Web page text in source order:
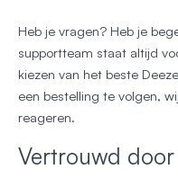
Heb je vragen? Heb je
supportteam staat altijd
kiezen van het beste
een bestelling te volgen,
reageren.
Vertrouwd